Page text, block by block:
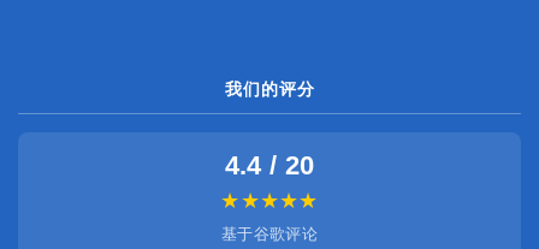
我们的评分
4.4 / 20
★★★★★
基于谷歌评论